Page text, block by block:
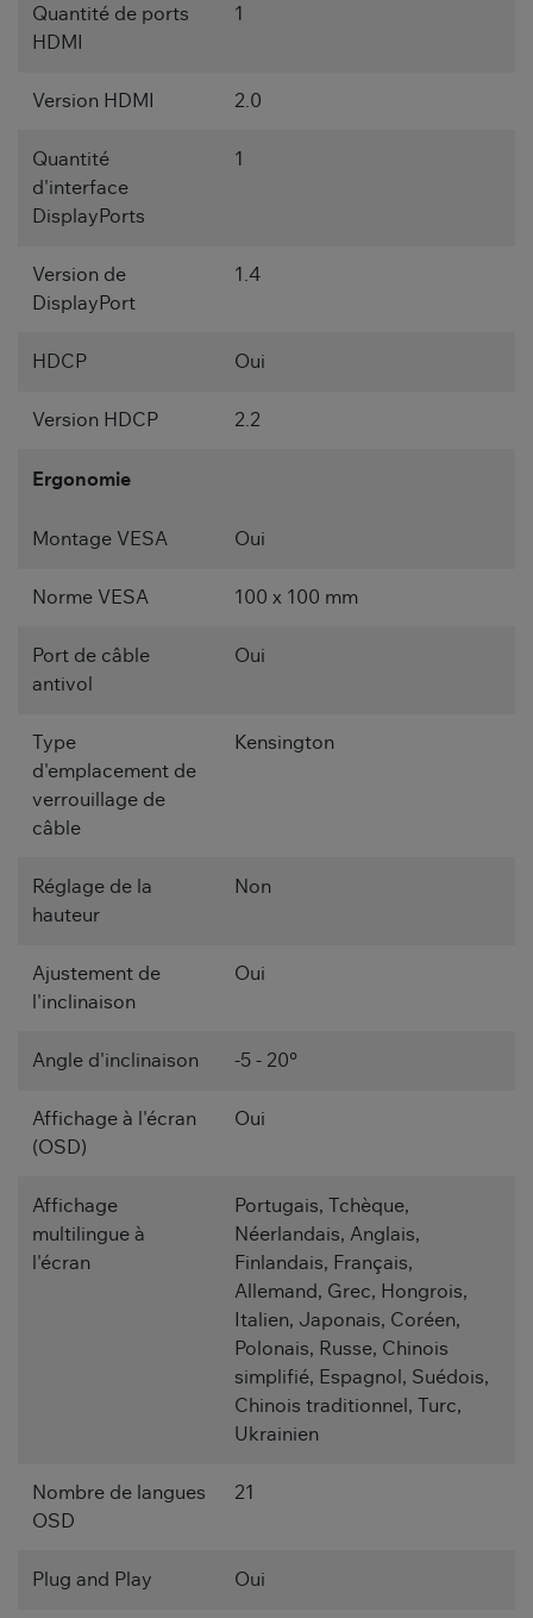
Quantité de ports
HDMI
1
Version HDMI 2.0
Quantité
d'interface
DisplayPorts
1
Version de
DisplayPort
1.4
HDCP Oui
Version HDCP 2.2
Ergonomie
Montage VESA Oui
Norme VESA 100 x 100 mm
Port de câble
antivol
Oui
Type
d'emplacement de
verrouillage de
câble
Kensington
Réglage de la
hauteur
Non
Ajustement de
l'inclinaison
Oui
Angle d'inclinaison -5 - 20°
Affichage à l'écran
(OSD)
Oui
Affichage
multilingue à
l'écran
Portugais, Tchèque,
Néerlandais, Anglais,
Finlandais, Français,
Allemand, Grec, Hongrois,
Italien, Japonais, Coréen,
Polonais, Russe, Chinois
simplifié, Espagnol, Suédois,
Chinois traditionnel, Turc,
Ukrainien
Nombre de langues
OSD
21
Plug and Play Oui